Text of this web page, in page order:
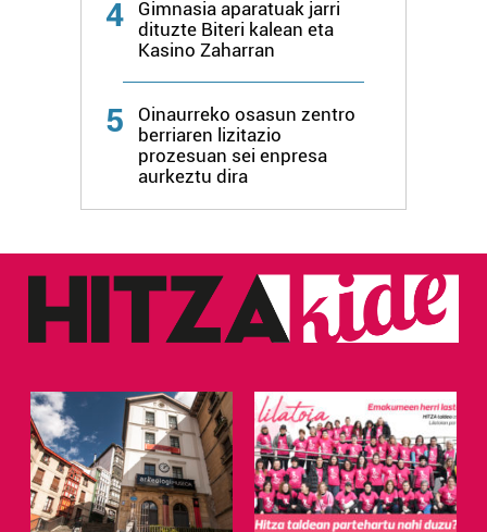
4
Gimnasia aparatuak jarri
dituzte Biteri kalean eta
Kasino Zaharran
5
Oinaurreko osasun zentro
berriaren lizitazio
prozesuan sei enpresa
aurkeztu dira